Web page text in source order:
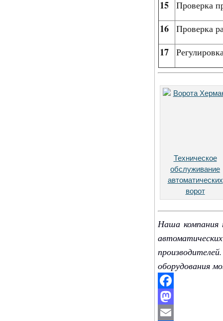
15 Проверка
16 Проверка
17
Техническое
обслуживание
автоматических
ворот
Наша компания
оборудования
Facebook
Mastodon